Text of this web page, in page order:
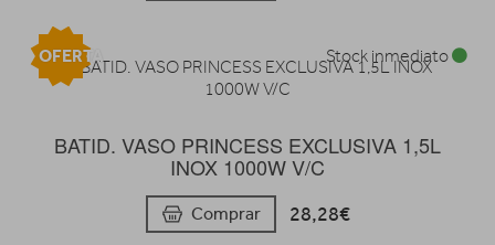
BATID. VASO PRINCESS EXCLUSIVA 1,5L
INOX 1000W V/C
Comprar 28,28€
Stock inmediato
OFERTA